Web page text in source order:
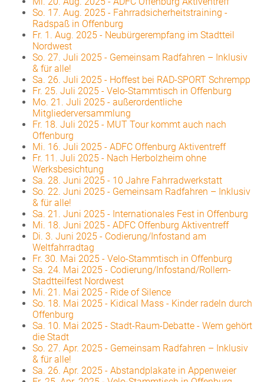
So. 17. Aug. 2025 - Fahrradsicherheitstraining -
Radspaß in Offenburg
Fr. 1. Aug. 2025 - Neubürgerempfang im Stadtteil
Nordwest
So. 27. Juli 2025 - Gemeinsam Radfahren – Inklusiv
& für alle!
Sa. 26. Juli 2025 - Hoffest bei RAD-SPORT Schrempp
Fr. 25. Juli 2025 - Velo-Stammtisch in Offenburg
Mo. 21. Juli 2025 - außerordentliche
Mitgliederversammlung
Fr. 18. Juli 2025 - MUT Tour kommt auch nach
Offenburg
Mi. 16. Juli 2025 - ADFC Offenburg Aktiventreff
Fr. 11. Juli 2025 - Nach Herbolzheim ohne
Werksbesichtung
Sa. 28. Juni 2025 - 10 Jahre Fahrradwerkstatt
So. 22. Juni 2025 - Gemeinsam Radfahren – Inklusiv
& für alle!
Sa. 21. Juni 2025 - Internationales Fest in Offenburg
Mi. 18. Juni 2025 - ADFC Offenburg Aktiventreff
Di. 3. Juni 2025 - Codierung/Infostand am
Weltfahrradtag
Fr. 30. Mai 2025 - Velo-Stammtisch in Offenburg
Sa. 24. Mai 2025 - Codierung/Infostand/Rollern-
Stadtteilfest Nordwest
Mi. 21. Mai 2025 - Ride of Silence
So. 18. Mai 2025 - Kidical Mass - Kinder radeln durch
Offenburg
Sa. 10. Mai 2025 - Stadt-Raum-Debatte - Wem gehört
die Stadt
So. 27. Apr. 2025 - Gemeinsam Radfahren – Inklusiv
& für alle!
Sa. 26. Apr. 2025 - Abstandplakate in Appenweier